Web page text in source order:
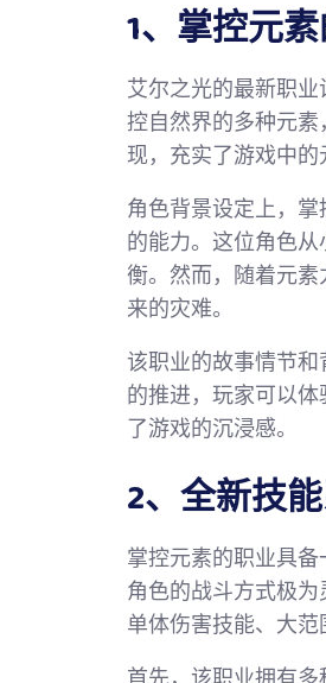
1、掌控元
艾尔之光的最新职
控自然界的多种元
现，充实了游戏中的
角色背景设定上，
的能力。这位角色
衡。然而，随着元
来的灾难。
该职业的故事情节
的推进，玩家可以
了游戏的沉浸感。
2、全新技
掌控元素的职业具
角色的战斗方式极
单体伤害技能、大范